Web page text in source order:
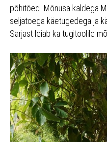
põhitõed. Mõnusa kaldega
seljatoega käetugedega ja
Sarjast leiab ka tugitoolile